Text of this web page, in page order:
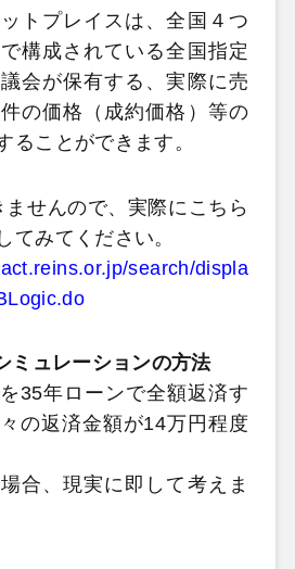
トプレイスは、全国４つ
構成されている全国指定
会が保有する、実際に売
の価格（成約価格）等の
ることができます。
ませんので、実際にこちら
てみてください。
search/displa
ミュレーションの方法
35年ローンで全額返済す
の返済金額が14万円程度
合、現実に即して考えま